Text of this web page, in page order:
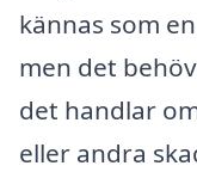
kännas som
men det
det handlar
eller andra